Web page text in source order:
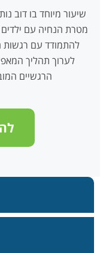
שיעור מיוחד בו דוב
מטרת הנחיה עם ילדים
להתמודד עם רגשות
לערוך תהליך
הרגשיים